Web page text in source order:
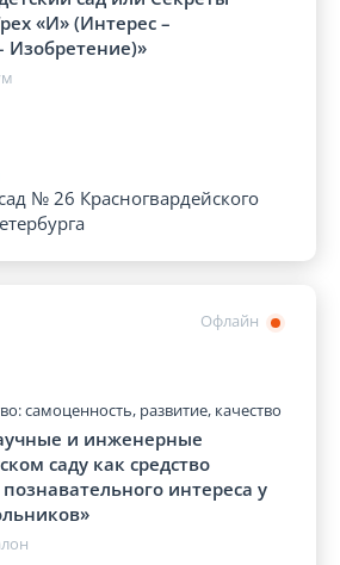
«И» (Интерес –
Изобретение)»
№ 26 Красногвардейского
Офлайн
самоценность, развитие, качество
и инженерные
саду как средство
интереса у